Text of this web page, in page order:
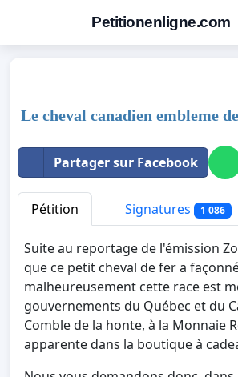
Petitionenligne.com
Le cheval canadien embleme
Partager sur Facebook
Pétition Signatures 1 086
Suite au reportage de l'émission
que ce petit cheval de fer a
malheureusement cette race est
gouvernements du Québec et du
Comble de la honte, à la Monnaie
apparente dans la boutique à